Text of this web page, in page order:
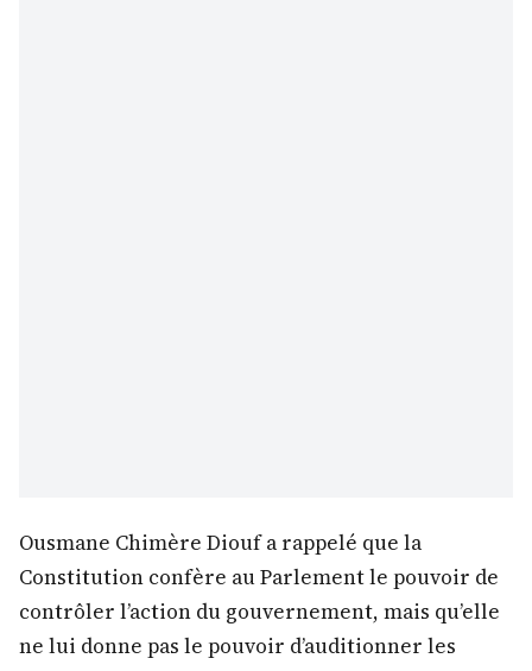
Ousmane Chimère Diouf a rappelé que la
Constitution confère au Parlement le pouvoir de
contrôler l’action du gouvernement, mais qu’elle
ne lui donne pas le pouvoir d’auditionner les